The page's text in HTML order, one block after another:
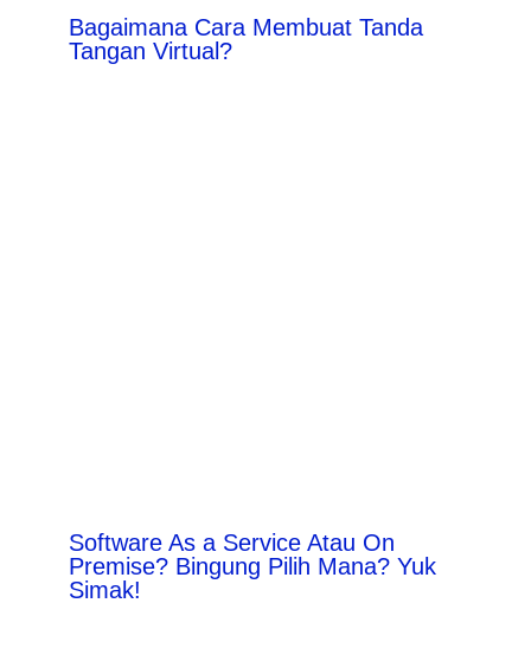
Bagaimana Cara Membuat Tanda
Tangan Virtual?
Software As a Service Atau On
Premise? Bingung Pilih Mana? Yuk
Simak!